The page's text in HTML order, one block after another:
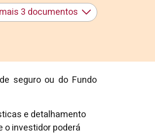
3 documentos
seguro ou do Fundo
e detalhamento
o investidor poderá